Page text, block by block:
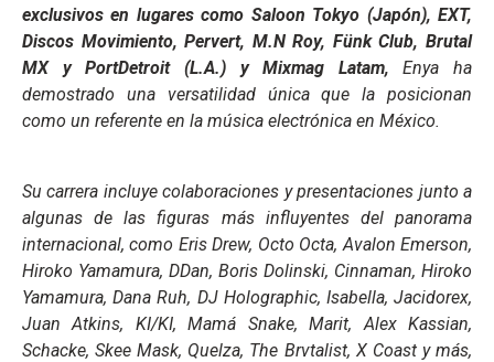
exclusivos en lugares como Saloon Tokyo (Japón), EXT,
Discos Movimiento, Pervert, M.N Roy, Fünk Club, Brutal
MXyPortDetroit (L.A.)y Mixmag Latam,Enya ha
demostrado una versatilidad única que la posicionan
como un referente en la música electrónica en México.
Su carrera incluye colaboraciones y presentaciones junto a
algunas de las figuras más influyentes del panorama
internacional, como Eris Drew, Octo Octa, Avalon Emerson,
Hiroko Yamamura, DDan, Boris Dolinski, Cinnaman, Hiroko
Yamamura, Dana Ruh, DJ Holographic, Isabella, Jacidorex,
Juan Atkins, KI/KI, Mamá Snake, Marit, Alex Kassian,
Schacke, Skee Mask, Quelza, The Brvtalist, X Coast y más,